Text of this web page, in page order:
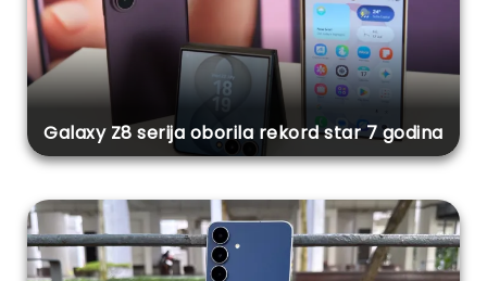
Galaxy Z8 serija oborila rekord star 7 godina